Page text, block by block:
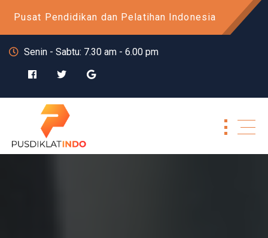
Pusat Pendidikan dan Pelatihan Indonesia
Senin - Sabtu: 7.30 am - 6.00 pm